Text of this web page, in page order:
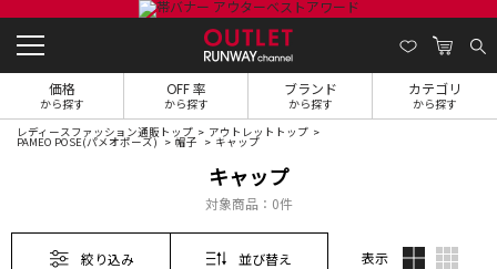
価格
から探す
OFF 率
から探す
ブランド
から探す
カテゴリ
から探す
レディースファッション通販トップ アウトレットトップ
PAMEO POSE(パメオポーズ) 帽子 キャップ
キャップ
対象商品： 0件
絞り込み 並び替え 表示